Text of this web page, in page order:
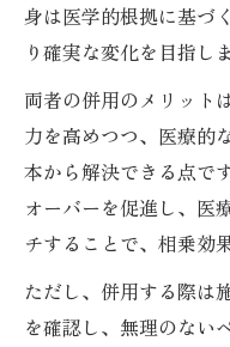
身は医学的根拠に基づ
り確実な変化を目指し
両者の併用のメリット
力を高めつつ、医療的
本から解決できる点で
オーバーを促進し、医
チすることで、相乗効
ただし、併用する際は
を確認し、無理のない